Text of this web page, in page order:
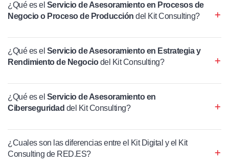
¿Qué es el Servicio de Asesoramiento en Procesos de
Negocio o Proceso de Producción del Kit Consulting?
¿Qué es el Servicio de Asesoramiento en Estrategia y
Rendimiento de Negociodel Kit Consulting?
¿Qué es el Servicio de Asesoramiento en
Ciberseguridad del Kit Consulting?
¿Cuales son las diferencias entre el Kit Digital y el Kit
Consulting de RED.ES?